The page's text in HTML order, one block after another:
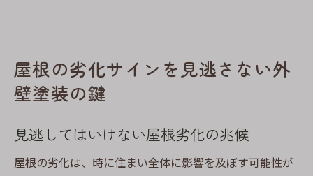
屋根の劣化サインを見逃さない外
壁塗装の鍵
見逃してはいけない屋根劣化の兆候
屋根の劣化は、時に住まい全体に影響を及ぼす可能性が